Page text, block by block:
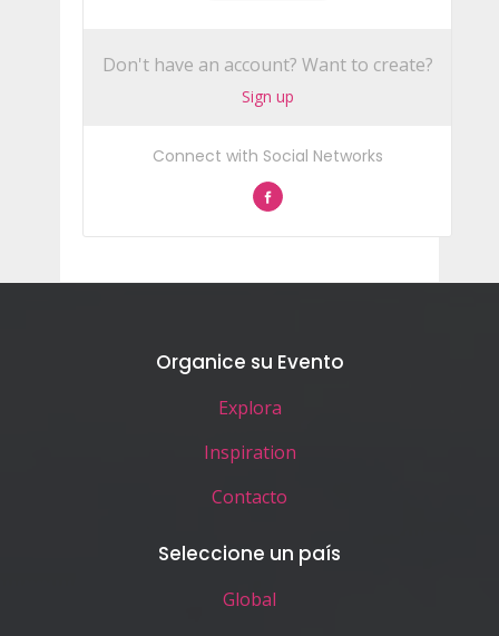
Don't have an account? Want to create?
Sign up
Connect with Social Networks
Organice su Evento
Explora
Inspiration
Contacto
Seleccione un país
Global